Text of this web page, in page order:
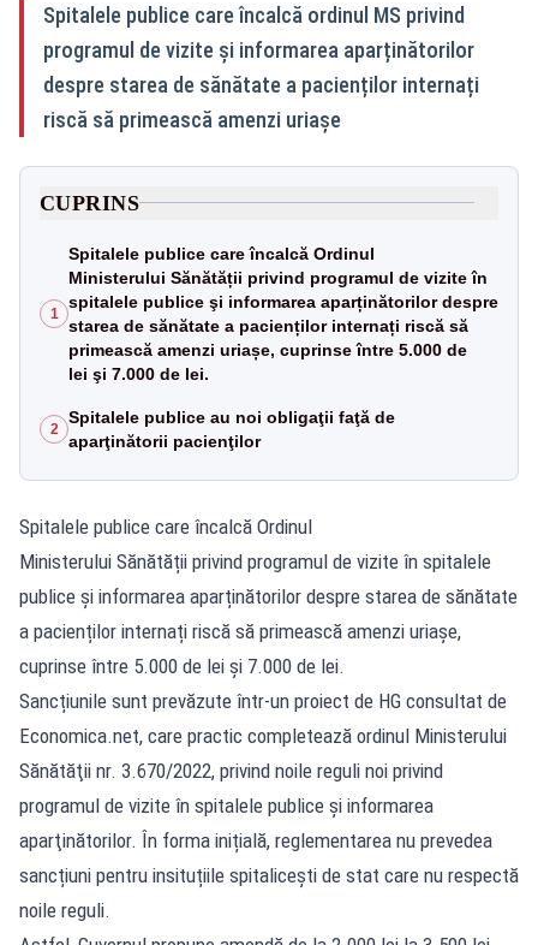
Spitalele publice care încalcă ordinul MS privind
programul de vizite şi informarea aparținătorilor
despre starea de sănătate a pacienților internați
riscă să primească amenzi uriașe
CUPRINS
1
Spitalele publice care încalcă Ordinul
Ministerului Sănătății privind programul de vizite în
spitalele publice şi informarea aparținătorilor despre
starea de sănătate a pacienților internați riscă să
primească amenzi uriașe, cuprinse între 5.000 de
lei şi 7.000 de lei.
2
Spitalele publice au noi obligaţii faţă de
aparţinătorii pacienţilor
Spitalele publice care încalcă Ordinul
Ministerului Sănătății privind programul de vizite în spitalele
publice şi informarea aparținătorilor despre starea de sănătate
a pacienților internați riscă să primească amenzi uriașe,
cuprinse între 5.000 de lei şi 7.000 de lei.
Sancțiunile sunt prevăzute într-un proiect de HG consultat de
Economica.net, care practic completează ordinul Ministerului
Sănătăţii nr. 3.670/2022, privind noile reguli noi privind
programul de vizite în spitalele publice şi informarea
aparţinătorilor. În forma inițială, reglementarea nu prevedea
sancțiuni pentru insituțiile spitalicești de stat care nu respectă
noile reguli.